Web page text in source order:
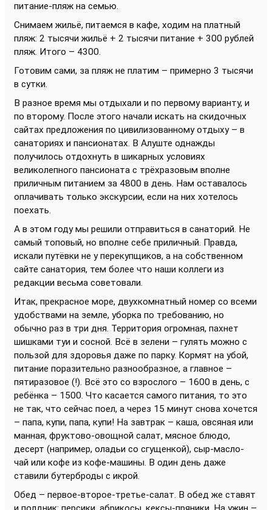
питание-пляж на семью.
Снимаем жильё, питаемся в кафе, ходим на платный
пляж: 2 тысячи жильё + 2 тысячи питание + 300 рублей
пляж. Итого – 4300.
Готовим сами, за пляж не платим – примерно 3 тысячи
в сутки.
В разное время мы отдыхали и по первому варианту, и
по второму. После этого начали искать на скидочных
сайтах предложения по цивилизованному отдыху – в
санаториях и пансионатах. В Алуште однажды
получилось отдохнуть в шикарных условиях
великолепного пансионата с трёхразовым вполне
приличным питанием за 4800 в день. Нам оставалось
оплачивать только экскурсии, если на них хотелось
поехать.
А в этом году мы решили отправиться в санаторий. Не
самый топовый, но вполне себе приличный. Правда,
искали путёвки не у перекупщиков, а на собственном
сайте санатория, тем более что наши коллеги из
редакции весьма советовали.
Итак, прекрасное море, двухкомнатный номер со всеми
удобствами на земле, уборка по требованию, но
обычно раз в три дня. Территория огромная, пахнет
шишками туи и сосной. Всё в зелени – гулять можно с
пользой для здоровья даже по парку. Кормят на убой,
питание поразительно разнообразное, а главное –
пятиразовое (!). Всё это со взрослого – 1600 в день, с
ребёнка – 1500. Что касается самого питания, то это
не так, что сейчас поел, а через 15 минут снова хочется
– папа, купи, папа, купи! На завтрак – каша, овсяная или
манная, фруктово-овощной салат, мясное блюдо,
десерт (например, оладьи со сгущенкой), сыр-масло-
чай или кофе из кофе-машины. В один день даже
ставили бутерброды с икрой.
Обед – первое-второе-третье-салат. В обед же ставят